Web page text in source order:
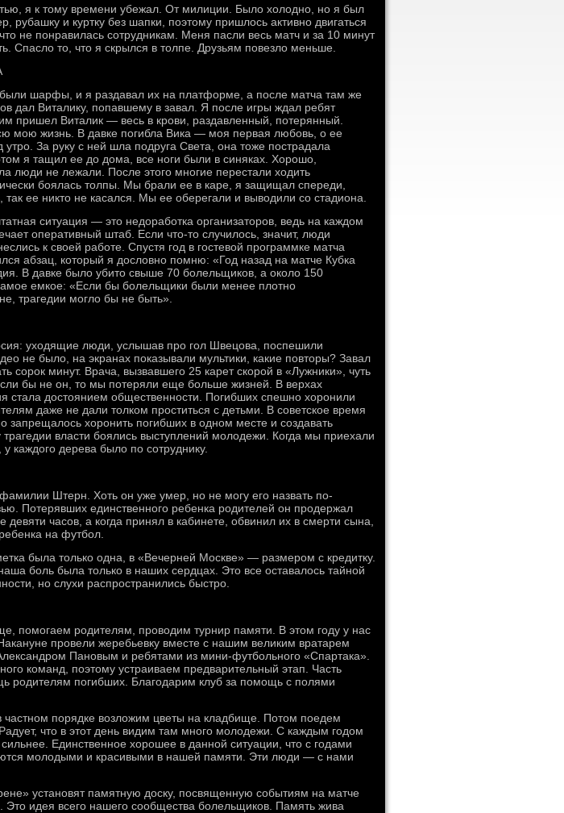
я к тому времени убежал. От милиции. Было холодно, но я был
рубашку и куртку без шапки, поэтому пришлось активно двигаться
не понравилась сотрудникам. Меня пасли весь матч и за 10 минут
Спасло то, что я скрылся в толпе. Друзьям повезло меньше.
шарфы, и я раздавал их на платформе, а после матча там же
дал Виталику, попавшему в завал. Я после игры ждал ребят
пришел Виталик — весь в крови, раздавленный, потерянный.
мою жизнь. В давке погибла Вика — моя первая любовь, о ее
утро. За руку с ней шла подруга Света, она тоже пострадала
я тащил ее до дома, все ноги были в синяках. Хорошо,
люди не лежали. После этого многие перестали ходить
боялась толпы. Мы брали ее в каре, я защищал спереди,
ее никто не касался. Мы ее оберегали и выводили со стадиона.
ситуация — это недоработка организаторов, ведь на каждом
оперативный штаб. Если что-то случилось, значит, люди
к своей работе. Спустя год в гостевой программке матча
абзац, который я дословно помню: «Год назад на матче Кубка
В давке было убито свыше 70 болельщиков, а около 150
емкое: «Если бы болельщики были менее плотно
трагедии могло бы не быть».
уходящие люди, услышав про гол Швецова, поспешили
не было, на экранах показывали мультики, какие повторы? Завал
сорок минут. Врача, вызвавшего 25 карет скорой в «Лужники», чуть
бы не он, то мы потеряли еще больше жизней. В верхах
стала достоянием общественности. Погибших спешно хоронили
даже не дали толком проститься с детьми. В советское время
запрещалось хоронить погибших в одном месте и создавать
власти боялись выступлений молодежи. Когда мы приехали
каждого дерева было по сотруднику.
Штерн. Хоть он уже умер, но не могу его назвать по-
Потерявших единственного ребенка родителей он продержал
девяти часов, а когда принял в кабинете, обвинил их в смерти сына,
на футбол.
была только одна, в «Вечерней Москве» — размером с кредитку.
боль была только в наших сердцах. Это все оставалось тайной
но слухи распространились быстро.
помогаем родителям, проводим турнир памяти. В этом году у нас
провели жеребьевку вместе с нашим великим вратарем
Пановым и ребятами из мини-футбольного «Спартака».
команд, поэтому устраиваем предварительный этап. Часть
родителям погибших. Благодарим клуб за помощь с полями
частном порядке возложим цветы на кладбище. Потом поедем
что в этот день видим там много молодежи. С каждым годом
Единственное хорошее в данной ситуации, что с годами
молодыми и красивыми в нашей памяти. Эти люди — с нами
установят памятную доску, посвященную событиям на матче
идея всего нашего сообщества болельщиков. Память жива